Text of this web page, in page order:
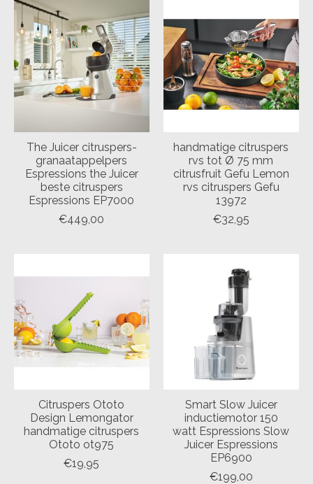
The Juicer citruspers-
granaatappelpers
Espressions the Juicer
beste citruspers
Espressions EP7000
€449,00
handmatige citruspers
rvs tot Ø 75 mm
citrusfruit Gefu Lemon
rvs citruspers Gefu
13972
€32,95
Citruspers Ototo
Design Lemongator
handmatige citruspers
Ototo ot975
€19,95
Smart Slow Juicer
inductiemotor 150
watt Espressions Slow
Juicer Espressions
EP6900
€199,00